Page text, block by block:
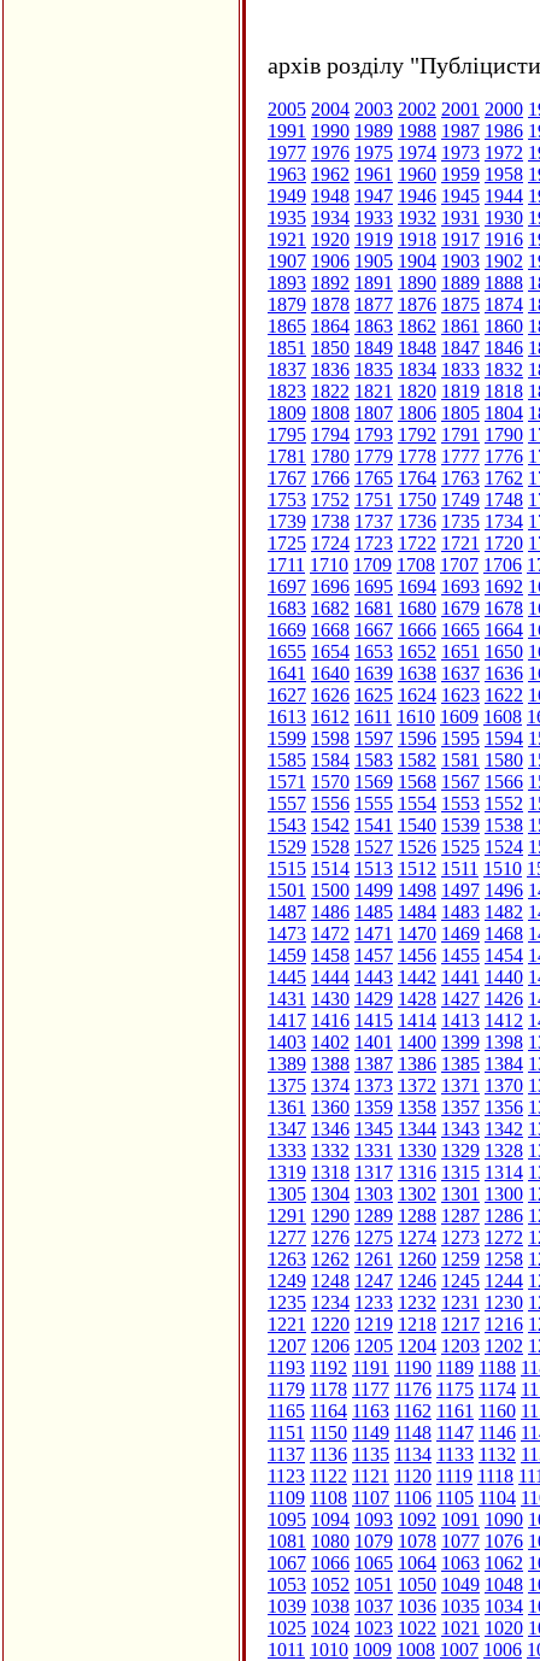
архів розділу
2005 2004 2003 2002 2001 2000
1991 1990 1989 1988 1987 1986
1977 1976 1975 1974 1973 1972
1963 1962 1961 1960 1959 1958
1949 1948 1947 1946 1945 1944
1935 1934 1933 1932 1931 1930
1921 1920 1919 1918 1917 1916
1907 1906 1905 1904 1903 1902
1893 1892 1891 1890 1889 1888
1879 1878 1877 1876 1875 1874
1865 1864 1863 1862 1861 1860
1851 1850 1849 1848 1847 1846
1837 1836 1835 1834 1833 1832
1823 1822 1821 1820 1819 1818
1809 1808 1807 1806 1805 1804
1795 1794 1793 1792 1791 1790
1781 1780 1779 1778 1777 1776
1767 1766 1765 1764 1763 1762
1753 1752 1751 1750 1749 1748
1739 1738 1737 1736 1735 1734
1725 1724 1723 1722 1721 1720
1711 1710 1709 1708 1707 1706
1697 1696 1695 1694 1693 1692
1683 1682 1681 1680 1679 1678
1669 1668 1667 1666 1665 1664
1655 1654 1653 1652 1651 1650
1641 1640 1639 1638 1637 1636
1627 1626 1625 1624 1623 1622
1613 1612 1611 1610 1609 1608
1599 1598 1597 1596 1595 1594
1585 1584 1583 1582 1581 1580
1571 1570 1569 1568 1567 1566
1557 1556 1555 1554 1553 1552
1543 1542 1541 1540 1539 1538
1529 1528 1527 1526 1525 1524
1515 1514 1513 1512 1511 1510
1501 1500 1499 1498 1497 1496
1487 1486 1485 1484 1483 1482
1473 1472 1471 1470 1469 1468
1459 1458 1457 1456 1455 1454
1445 1444 1443 1442 1441 1440
1431 1430 1429 1428 1427 1426
1417 1416 1415 1414 1413 1412
1403 1402 1401 1400 1399 1398
1389 1388 1387 1386 1385 1384
1375 1374 1373 1372 1371 1370
1361 1360 1359 1358 1357 1356
1347 1346 1345 1344 1343 1342
1333 1332 1331 1330 1329 1328
1319 1318 1317 1316 1315 1314
1305 1304 1303 1302 1301 1300
1291 1290 1289 1288 1287 1286
1277 1276 1275 1274 1273 1272
1263 1262 1261 1260 1259 1258
1249 1248 1247 1246 1245 1244
1235 1234 1233 1232 1231 1230
1221 1220 1219 1218 1217 1216
1207 1206 1205 1204 1203 1202
1193 1192 1191 1190 1189 1188
1179 1178 1177 1176 1175 1174
1165 1164 1163 1162 1161 1160
1151 1150 1149 1148 1147 1146
1137 1136 1135 1134 1133 1132
1123 1122 1121 1120 1119 1118
1109 1108 1107 1106 1105 1104
1095 1094 1093 1092 1091 1090
1081 1080 1079 1078 1077 1076
1067 1066 1065 1064 1063 1062
1053 1052 1051 1050 1049 1048
1039 1038 1037 1036 1035 1034
1025 1024 1023 1022 1021 1020
1011 1010 1009 1008 1007 1006